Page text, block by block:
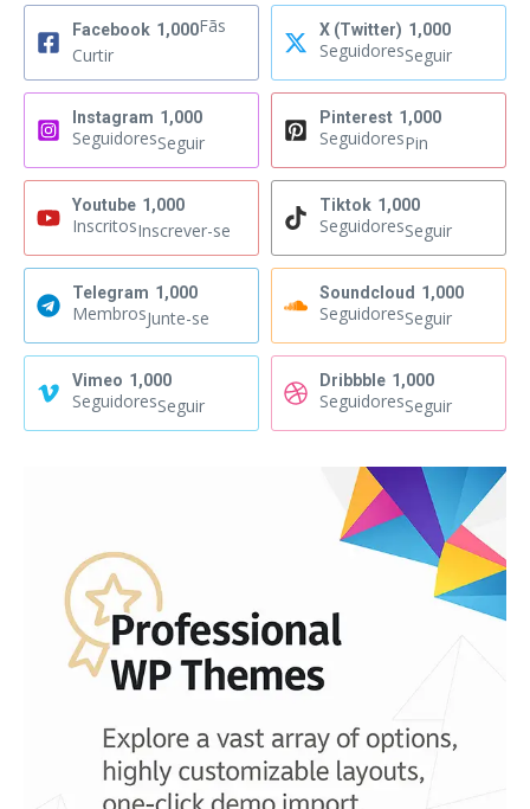
Facebook 1,000Fãs
Curtir
X (Twitter) 1,000
SeguidoresSeguir
Instagram 1,000
SeguidoresSeguir
Pinterest 1,000
SeguidoresPin
Youtube 1,000
InscritosInscrever-se
Tiktok 1,000
SeguidoresSeguir
Telegram 1,000
MembrosJunte-se
Soundcloud 1,000
SeguidoresSeguir
Vimeo 1,000
SeguidoresSeguir
Dribbble 1,000
SeguidoresSeguir